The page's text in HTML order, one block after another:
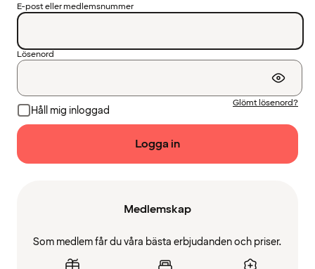
E-post eller medlemsnummer
Lösenord
Håll mig inloggad
Glömt lösenord?
Logga in
Medlemskap
Som medlem får du våra bästa erbjudanden och priser.